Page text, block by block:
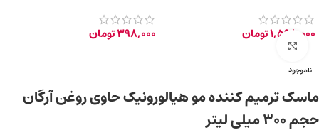
1,598,000تومان
398,000تومان
ناموجود
برای بزرگ‌نمایی کلیک کنید
ماسک ترمیم کننده مو هیالورونیک حاوی روغن آرگان
حجم ۳۰۰ میلی لیتر